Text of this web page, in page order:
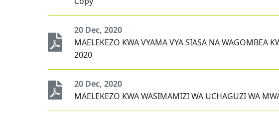
Takwimu za Wapiga Kura
Uchaguzi Mkuu wa Mwaka
2025
Ratiba ya kutoa Fomu za
cha Rais na Makamu wa Rais
wa Jamhuri ya Muungano
20 Dec, 2020
MAELEKEZO KWA VYAMA VYA SIASA NA WAGOMBEA
2020
20 Dec, 2020
MAELEKEZO KWA WASIMAMIZI WA UCHAGUZI WA